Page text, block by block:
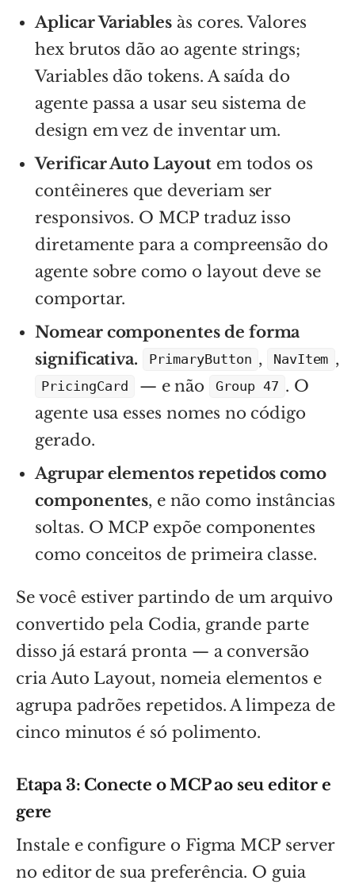
Aplicar Variablesàs cores. Valores
hex brutos dão ao agente strings;
Variables dão tokens. A saída do
agente passa a usar seu sistema de
design em vez de inventar um.
Verificar Auto Layoutem todos os
contêineres que deveriam ser
responsivos. O MCP traduz isso
diretamente para a compreensão do
agente sobre como o layout deve se
comportar.
Nomear componentes de forma
significativa.
PrimaryButton , NavItem ,
PricingCard — e não Group 47 . O
agente usa esses nomes no código
gerado.
Agrupar elementos repetidos como
componentes, e não como instâncias
soltas. O MCP expõe componentes
como conceitos de primeira classe.
Se você estiver partindo de um arquivo
convertido pela Codia, grande parte
disso já estará pronta — a conversão
cria Auto Layout, nomeia elementos e
agrupa padrões repetidos. A limpeza de
cinco minutos é só polimento.
Etapa 3: Conecte o MCP ao seu editor e
gere
Instale e configure o Figma MCP server
no editor de sua preferência. O guia